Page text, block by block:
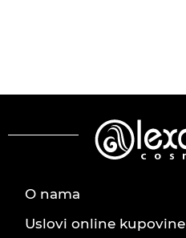
O nama
Uslovi online kupovine